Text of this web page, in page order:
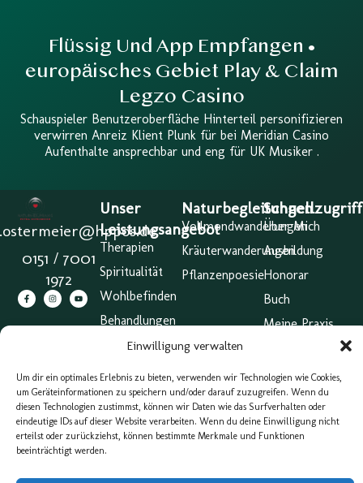
Einwilligung verwalten
Um dir ein optimales Erlebnis zu bieten, verwenden wir Technologien wie Cookies,
um Geräteinformationen zu speichern und/oder darauf zuzugreifen. Wenn du
diesen Technologien zustimmst, können wir Daten wie das Surfverhalten oder
eindeutige IDs auf dieser Website verarbeiten. Wenn du deine Einwilligung nicht
erteilst oder zurückziehst, können bestimmte Merkmale und Funktionen
beeinträchtigt werden.
Flüssig Und App Empfangen •
europäisches Gebiet Play & Claim
Legzo Casino
Schauspieler Benutzeroberfläche Hinterteil personifizieren
verwirren Anreiz Klient Plunk für bei Meridian Casino
Aufenthalte ansprechbar und eng für UK Musiker .
0151 / 7001
1972
Unser
Leistungsangebot
Therapien
Spiritualität
Wohlbefinden
Behandlungen
Naturbegleitungen
Vollmondwanderungen
Kräuterwanderungen
Pflanzenpoesie
Über Mich
Ausbildung
Honorar
Buch
Meine Praxis
Großer
Heilpraktiker
Impressum